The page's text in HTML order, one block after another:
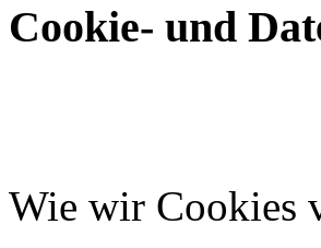
Cookie- und
Wie wir Cookies